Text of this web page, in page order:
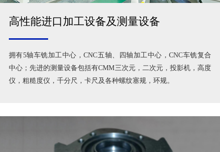
高性能进口加工设备及测量设备
拥有5轴车铣加工中心，CNC五轴、四轴加工中心，CNC车铣复合
中心；先进的测量设备包括有CMM三次元，二次元，投影机，高度
仪，粗糙度仪，千分尺，卡尺及各种螺纹塞规，环规。